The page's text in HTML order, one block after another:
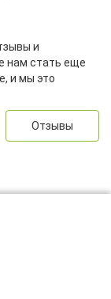
и
нам стать еще
и мы это
Отзывы